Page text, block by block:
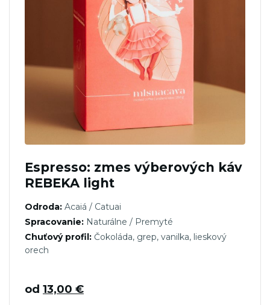
Espresso: zmes výberových káv
REBEKA light
Odroda: Acaiá / Catuai
Spracovanie: Naturálne / Premyté
Chuťový profil: Čokoláda, grep, vanilka, lieskový
orech
od 13,00 €